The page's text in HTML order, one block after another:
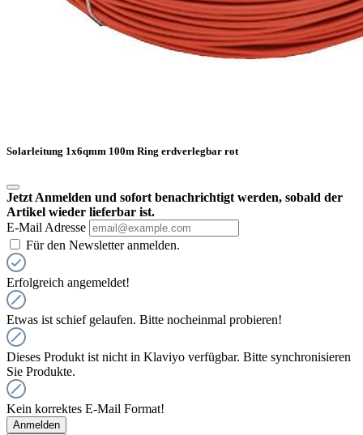
Solarleitung 1x6qmm 100m Ring erdverlegbar rot
Jetzt Anmelden und sofort benachrichtigt werden, sobald der
Artikel wieder lieferbar ist.
E-Mail Adresse
Für den Newsletter anmelden.
Erfolgreich angemeldet!
Etwas ist schief gelaufen. Bitte nocheinmal probieren!
Dieses Produkt ist nicht in Klaviyo verfügbar. Bitte synchronisieren
Sie Produkte.
Kein korrektes E-Mail Format!
Anmelden